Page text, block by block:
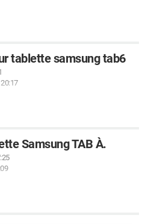
tablette samsung tab6
Samsung TAB À.